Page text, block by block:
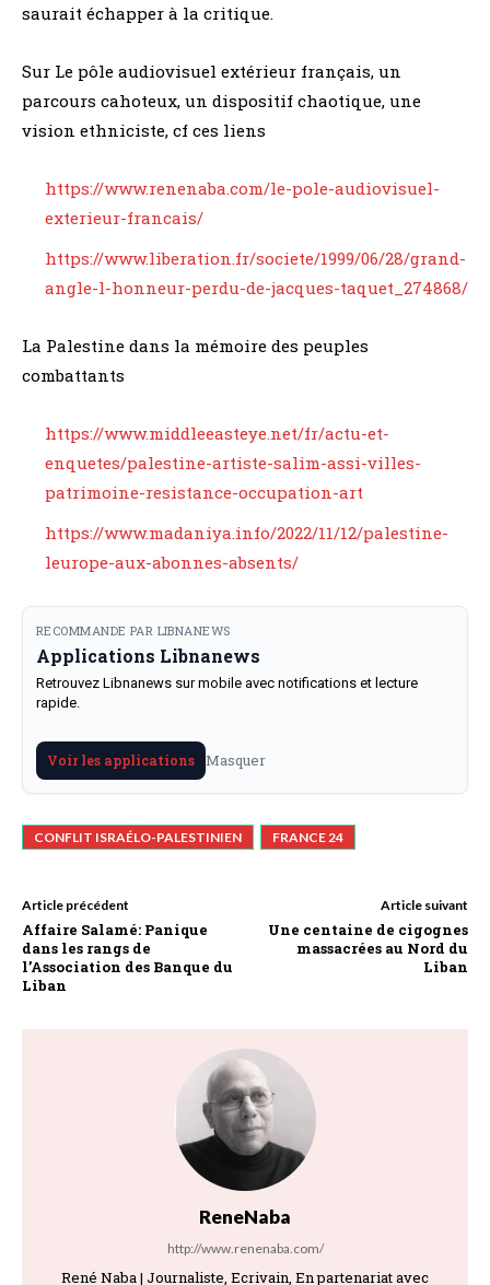
saurait échapper à la critique.
Sur Le pôle audiovisuel extérieur français, un
parcours cahoteux, un dispositif chaotique, une
vision ethniciste, cf ces liens
https://www.renenaba.com/le-pole-audiovisuel-
exterieur-francais/
https://www.liberation.fr/societe/1999/06/28/grand-
angle-l-honneur-perdu-de-jacques-taquet_274868/
La Palestine dans la mémoire des peuples
combattants
https://www.middleeasteye.net/fr/actu-et-
enquetes/palestine-artiste-salim-assi-villes-
patrimoine-resistance-occupation-art
https://www.madaniya.info/2022/11/12/palestine-
leurope-aux-abonnes-absents/
RECOMMANDE PAR LIBNANEWS
Applications Libnanews
Retrouvez Libnanews sur mobile avec notifications et lecture
rapide.
Voir les applications Masquer
CONFLIT ISRAÉLO-PALESTINIEN FRANCE 24
Article précédent
Affaire Salamé: Panique
dans les rangs de
l’Association des Banque du
Liban
Article suivant
Une centaine de cigognes
massacrées au Nord du
Liban
ReneNaba
http://www.renenaba.com/
René Naba | Journaliste, Ecrivain, En partenariat avec